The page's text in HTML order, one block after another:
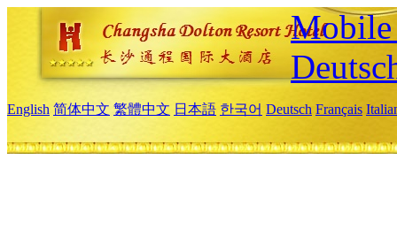
Mobile
English 简体中文 繁體中文 日本語 한국어 Deutsch Français